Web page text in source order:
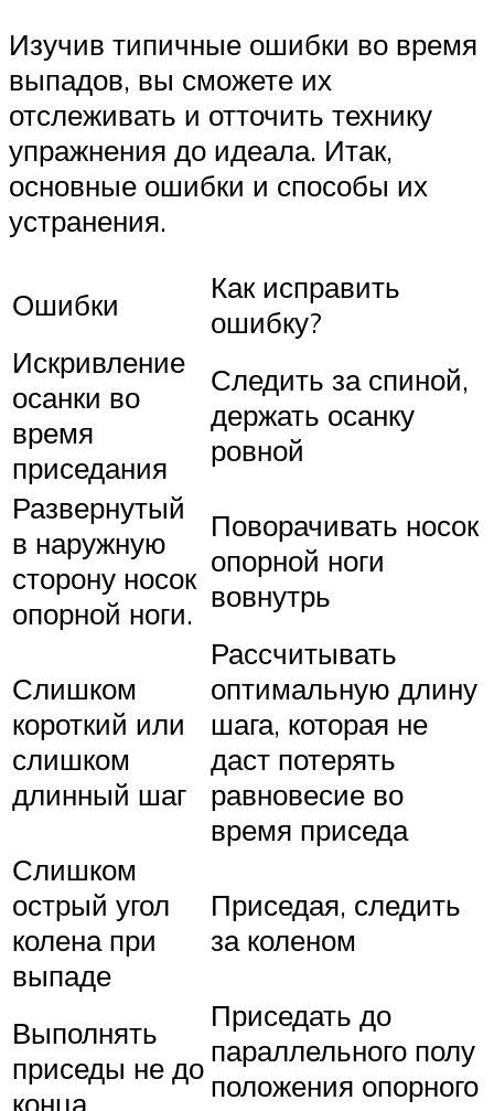
Изучив типичные ошибки во время
выпадов, вы сможете их
отслеживать и отточить технику
упражнения до идеала. Итак,
основные ошибки и способы их
устранения.
Ошибки
Как исправить
ошибку?
Искривление
осанки во
время
приседания
Следить за спиной,
держать осанку
ровной
Развернутый
в наружную
сторону носок
опорной ноги.
Поворачивать носок
опорной ноги
вовнутрь
Слишком
короткий или
слишком
длинный шаг
Рассчитывать
оптимальную длину
шага, которая не
даст потерять
равновесие во
время приседа
Слишком
острый угол
колена при
выпаде
Приседая, следить
за коленом
Выполнять
приседы не до
конца
Приседать до
параллельного полу
положения опорного